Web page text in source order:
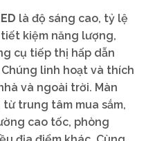
là độ sáng cao, tỷ lệ
kiệm năng lượng,
cụ tiếp thị hấp dẫn
linh hoạt và thích
và ngoài trời. Màn
từ trung tâm mua sắm,
cao tốc, phòng